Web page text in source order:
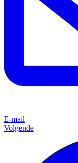
E-mail
Volgende